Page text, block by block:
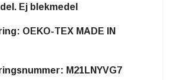
Ej blekmedel
OEKO-TEX MADE IN
M21LNYVG7